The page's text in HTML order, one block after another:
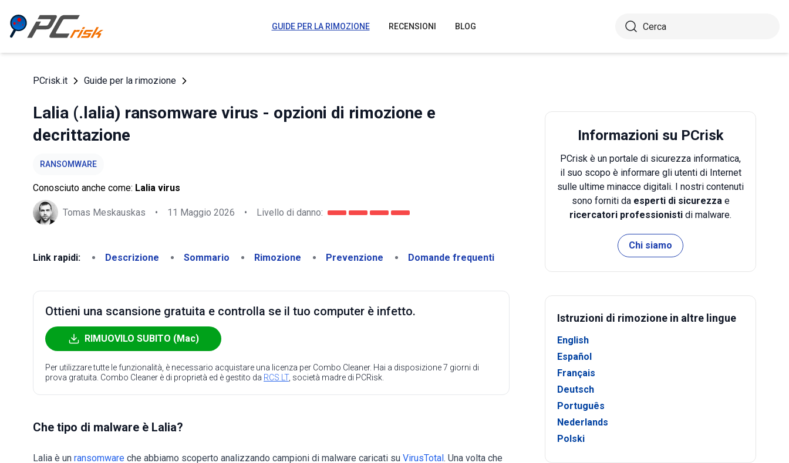
GUIDE PER LA RIMOZIONE RECENSIONI BLOG
PCrisk.it Guide per la rimozione
Lalia (.lalia) ransomware virus - opzioni di rimozione e
decrittazione
RANSOMWARE
Conosciuto anche come: Lalia virus
Tomas Meskauskas • 11 Maggio 2026 • Livello di danno:
Link rapidi: Descrizione Sommario Rimozione Prevenzione Domande frequenti
Ottieni una scansione gratuita e controlla se il tuo computer è infetto.
RIMUOVILO SUBITO (Mac)
Per utilizzare tutte le funzionalità, è necessario acquistare una licenza per Combo Cleaner. Hai a disposizione 7 giorni di
prova gratuita. Combo Cleaner è di proprietà ed è gestito da RCS LT, società madre di PCRisk.
Che tipo di malware è Lalia?
Lalia è un ransomware che abbiamo scoperto analizzando campioni di malware caricati su VirusTotal. Una volta che
Informazioni su PCrisk
PCrisk è un portale di sicurezza informatica,
il suo scopo è informare gli utenti di Internet
sulle ultime minacce digitali. I nostri contenuti
sono forniti da esperti di sicurezzae
ricercatori professionisti di malware.
Chi siamo
Istruzioni di rimozione in altre lingue
English
Español
Français
Deutsch
Português
Nederlands
Polski